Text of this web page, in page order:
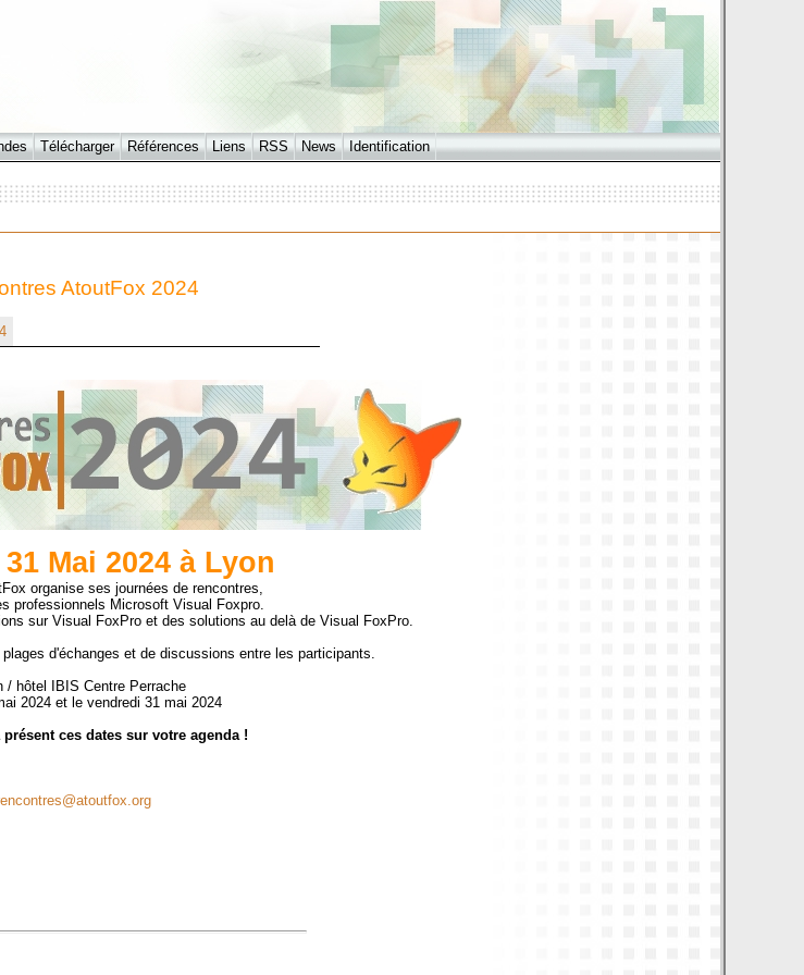
Télécharger Références Liens RSS News Identification
AtoutFox 2024
Mai 2024 à Lyon
organise ses journées de rencontres,
professionnels Microsoft Visual Foxpro.
sur Visual FoxPro et des solutions au delà de Visual FoxPro.
d'échanges et de discussions entre les participants.
/ hôtel IBIS Centre Perrache
2024 et le vendredi 31 mai 2024
présent ces dates sur votre agenda !